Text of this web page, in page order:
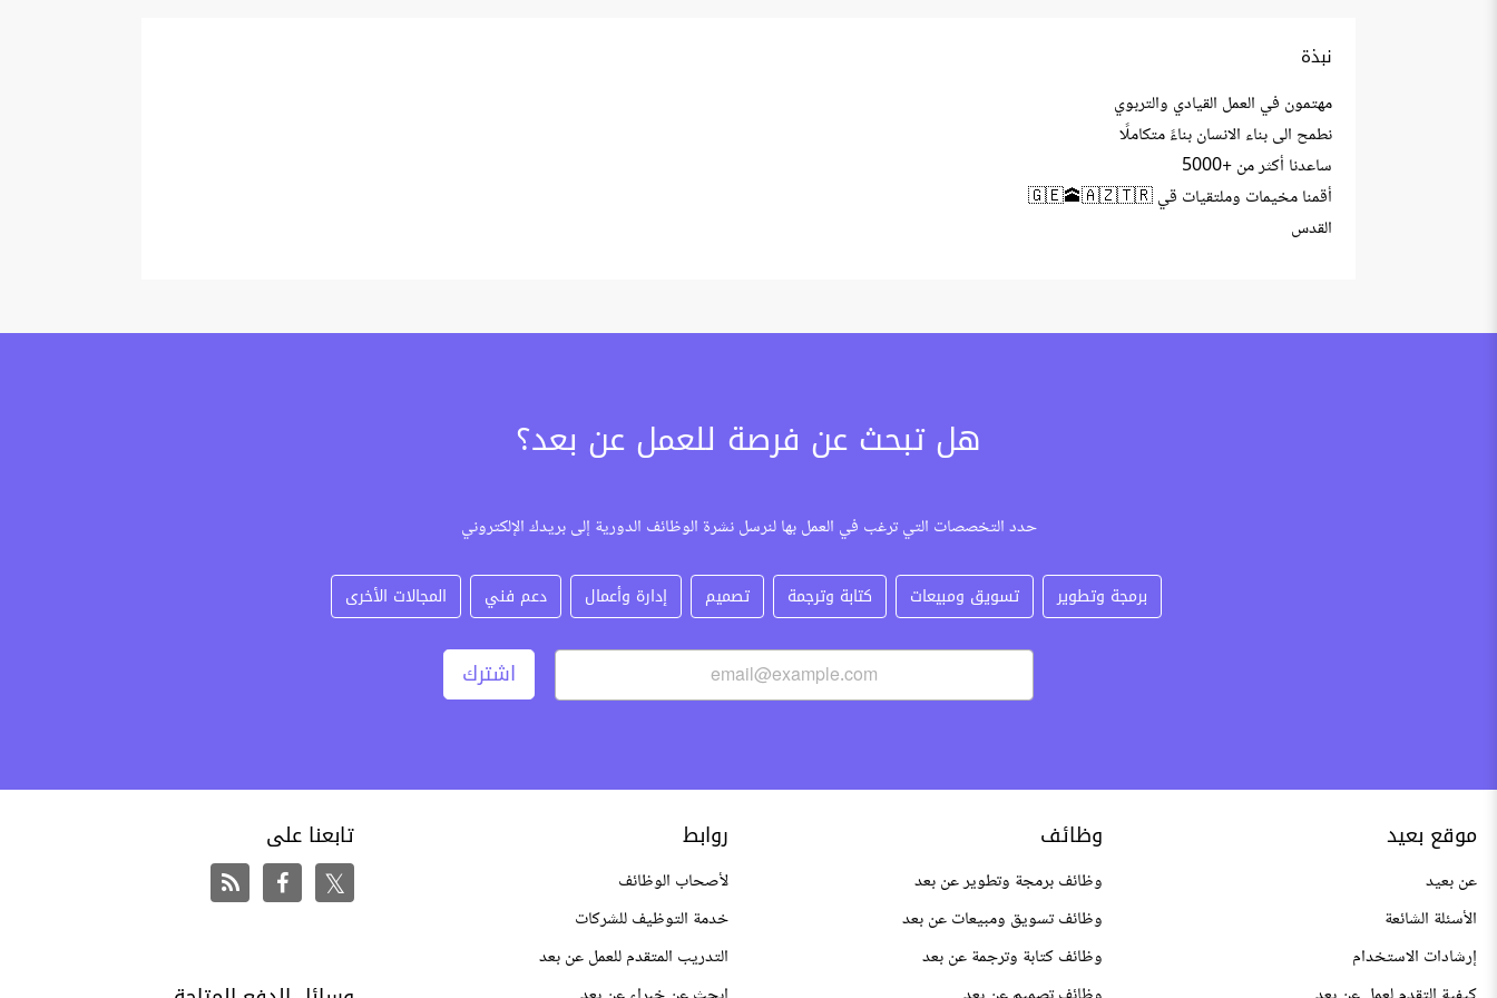
نبذة
مهتمون في العمل القيادي والتربوي
نطمح الى بناء الانسان بناءً متكاملًا
ساعدنا أكثر من +5000
أقمنا مخيمات وملتقيات قي 🇬🇪🕋🇦🇿🇹🇷
القدس
هل تبحث عن فرصة للعمل عن بعد؟
حدد التخصصات التي ترغب في العمل بها لنرسل نشرة الوظائف الدورية إلى بريدك الإلكتروني
برمجة وتطوير تسويق ومبيعات كتابة وترجمة تصميم إدارة وأعمال دعم فني المجالات الأخرى
اشترك
موقع بعيد
عن بعيد
الأسئلة الشائعة
إرشادات الاستخدام
وظائف
وظائف برمجة وتطوير عن بعد
وظائف تسويق ومبيعات عن بعد
وظائف كتابة وترجمة عن بعد
روابط
لأصحاب الوظائف
خدمة التوظيف للشركات
التدريب المتقدم للعمل عن بعد
تابعنا على